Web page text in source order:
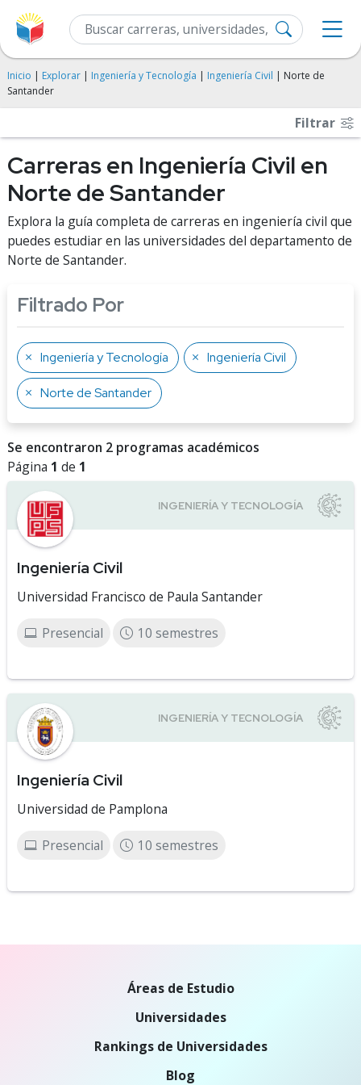
Inicio | Explorar | Ingeniería y Tecnología | Ingeniería Civil | Norte de
Santander
Filtrar
Carreras en Ingeniería Civil en
Norte de Santander
Explora la guía completa de carreras en ingeniería civil que
puedes estudiar en las universidades del departamento de
Norte de Santander.
Filtrado Por
Ingeniería y Tecnología Ingeniería Civil
Norte de Santander
Se encontraron 2 programas académicos
Página 1 de 1
Ingeniería Civil
Universidad Francisco de Paula Santander
Presencial 10 semestres
Ingeniería Civil
Universidad de Pamplona
Presencial 10 semestres
Áreas de Estudio
Universidades
Rankings de Universidades
Blog